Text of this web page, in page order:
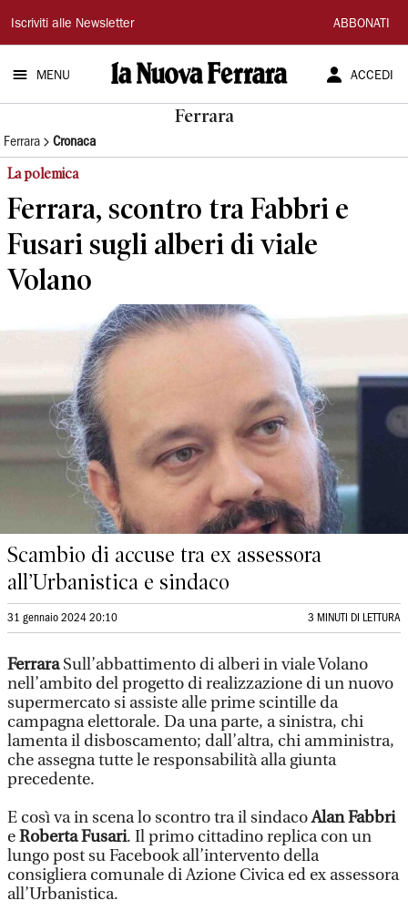
La
Nuova
Ferrara
Iscriviti alle Newsletter ABBONATI
MENU ACCEDI
Ferrara
Ferrara Cronaca
La polemica
Ferrara, scontro tra Fabbri e
Fusari sugli alberi di viale
Volano
Scambio di accuse tra ex assessora
all’Urbanistica e sindaco
31 gennaio 2024 20:10 3 MINUTI DI LETTURA
FerraraSull’abbattimento di alberi in viale Volano
nell’ambito del progetto di realizzazione di un nuovo
supermercato si assiste alle prime scintille da
campagna elettorale. Da una parte, a sinistra, chi
lamenta il disboscamento; dall’altra, chi amministra,
che assegna tutte le responsabilità alla giunta
precedente.
E così va in scena lo scontro tra il sindacoAlan Fabbri
eRoberta Fusari. Il primo cittadino replica con un
lungo post su Facebook all’intervento della
consigliera comunale di Azione Civica ed ex assessora
all’Urbanistica.